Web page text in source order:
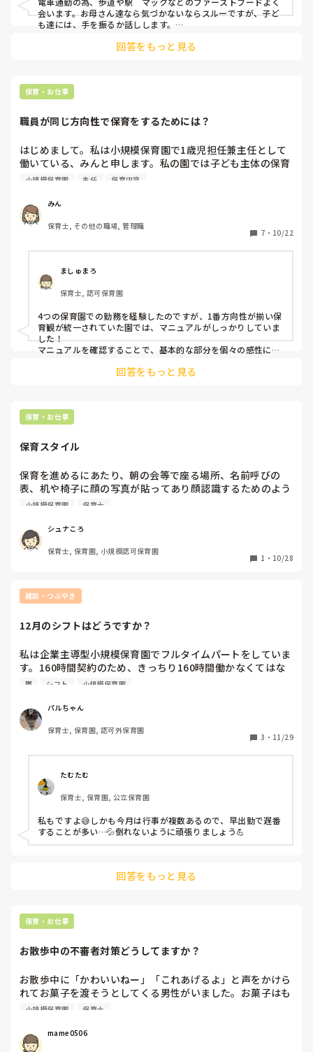
会います。お母さん達なら気づかないならスルーですが、子ど
も達には、手を振るか話しします。
からね」など言えばいいだけで、年中クラスだと「先生とマッ
になるので、意外とお母さん達のほうが気を使ってくれます。
ただ駅のホームで「∼先生バイバイまたね」と叫ばれるのは恥
ずかしいです。
回答をもっと見る
保育・お仕事
職員が同じ方向性で保育をするためには？
はじめまして。私は小規模保育園で1歳児担任兼主任として
働いている、みんと申します。私の園では子ども主体の保育
を心がけています。そこで質問なのですが、みなさんの園で
していますでしょうか？職務会や勉強会など…まだまだ統一
ができず、悩んでいます。アドバイスがあれば教えていただ
きたいです。よろしくお願いします。
小規模保育園 主任 保育内容
みん
保育士, その他の職場, 管理職
7 ・ 10/22
ましゅまろ
保育士, 認可保育園
4つの保育園での勤務を経験したのですが、1番方向性が揃い保
育観が統一されていた園では、マニュアルがしっかりしていま
した！
マニュアルを確認することで、基本的な部分を個々の感性に左
（正直今の職場は、情報が曖昧すぎて不安だらけです😇💦）
です。
回答をもっと見る
保育・お仕事
保育スタイル
保育を進めるにあたり、朝の会等で座る場所、名前呼びの
表、机や椅子に顔の写真が貼ってあり顔認識するためのよう
なのですが…
顔の認識って写真でするものなのでしょうか…？？
ちなみに名前呼びの順番、手洗いの順番、移動する順番も決
まってます🥹💦法人のやり方なのですが、配慮のいる子もい
小規模保育園 保育士
シュナころ
保育士, 保育園, 小規模認可保育園
1 ・ 10/28
雑談・つぶやき
12月のシフトはどうですか？
私は企業主導型小規模保育園でフルタイムパートをしていま
す。160時間契約のため、きっちり160時間働かなくてはな
りません。12月は27日～31日休みな為、5日働いて1日休
双極性障害の鬱期にあたるので更にきついです。12月を乗り
切れるか心配です。みなさんのシフトはどうですか？？
鬱 シフト 小規模保育園
パルちゃん
保育士, 保育園, 認可外保育園
3 ・ 11/29
たむたむ
保育士, 保育園, 公立保育園
私もですよ😅しかも今月は行事が複数あるので、早出勤で遅番
することが多い…💦倒れないように頑張りましょう💪
回答をもっと見る
保育・お仕事
お散歩中の不審者対策どうしてますか？
お散歩中に「かわいいねー」「これあげるよ」と声をかけら
れてお菓子を渡そうとしてくる男性がいました。お菓子はも
らえないと断りましたが、しつこく渡そうとしてきました。
ちょっと浮浪者に見えてしまう様な身なりの方だったので余
計に怖くて園に戻ってこられて安堵しました。あの時、断っ
小規模保育園 保育士
mame0506